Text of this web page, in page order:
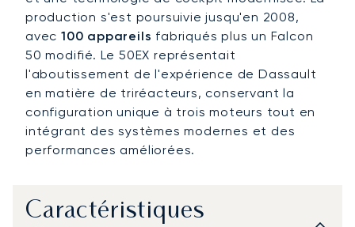
production s'est poursuivie jusqu'en 2008,
avec 100 appareils fabriqués plus un Falcon
50 modifié. Le 50EX représentait
l'aboutissement de l'expérience de Dassault
en matière de triréacteurs, conservant la
configuration unique à trois moteurs tout en
intégrant des systèmes modernes et des
performances améliorées.
Caractéristiques